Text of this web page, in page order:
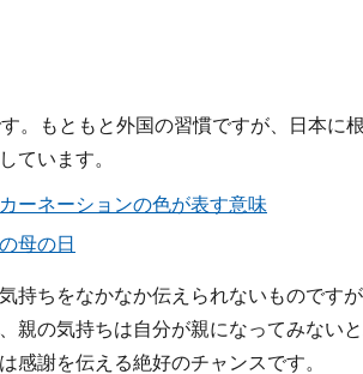
。もともと外国の習慣ですが、日本に
ています。
ーネーションの色が表す意味
母の日
持ちをなかなか伝えられないものです
親の気持ちは自分が親になってみない
感謝を伝える絶好のチャンスです。